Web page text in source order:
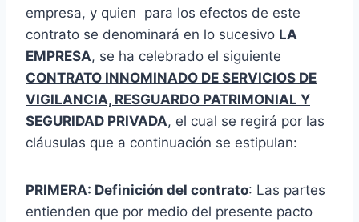
empresa, y quien para los efectos de este
contrato se denominará en lo sucesivo LA
EMPRESA, se ha celebrado el siguiente
CONTRATO INNOMINADO DE SERVICIOS DE
VIGILANCIA, RESGUARDO PATRIMONIAL Y
SEGURIDAD PRIVADA, el cual se regirá por las
cláusulas que a continuación se estipulan:
PRIMERA: Definición del contrato: Las partes
entienden que por medio del presente pacto